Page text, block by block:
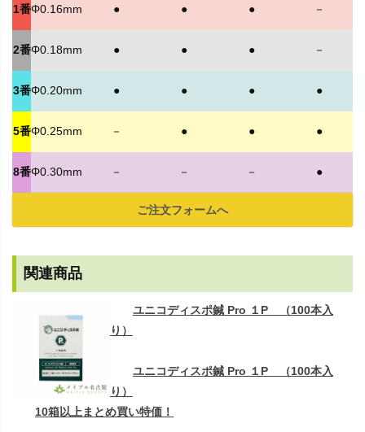
1番Φ0.16mm ● ● ● －
2番Φ0.18mm ● ● ● －
3番Φ0.20mm ● ● ● ●
5番Φ0.25mm － ● ● ●
8番Φ0.30mm － － － ●
ご注文フォームへ
関連商品
ユニコディスポ鍼 Pro １P （100本入
り）
ユニコディスポ鍼 Pro １P （100本入
り）
10箱以上まとめ買い特価！